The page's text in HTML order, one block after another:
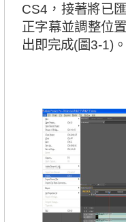
CS4，接著將已
正字幕並調整位
出即完成(圖3-1)。